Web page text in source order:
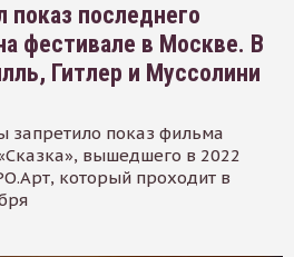
показ последнего
фестивале в Москве. В
Гитлер и Муссолини
запретило показ фильма
вышедшего в 2022
который проходит в